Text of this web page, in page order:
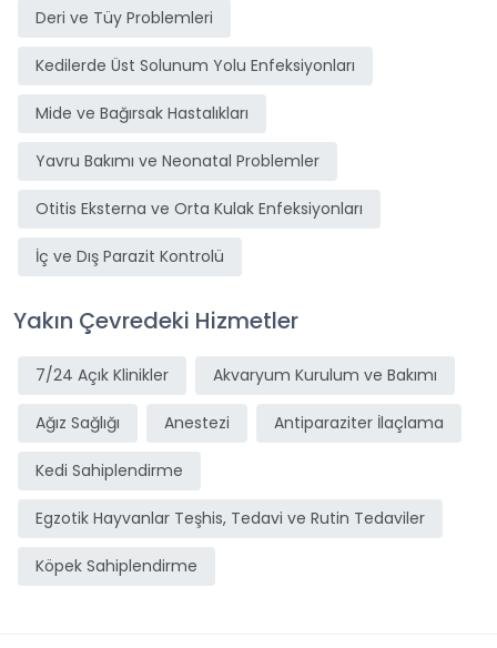
Deri ve Tüy Problemleri
Kedilerde Üst Solunum Yolu Enfeksiyonları
Mide ve Bağırsak Hastalıkları
Yavru Bakımı ve Neonatal Problemler
Otitis Eksterna ve Orta Kulak Enfeksiyonları
İç ve Dış Parazit Kontrolü
Yakın Çevredeki Hizmetler
7/24 Açık Klinikler Akvaryum Kurulum ve Bakımı
Ağız Sağlığı Anestezi Antiparaziter İlaçlama
Kedi Sahiplendirme
Egzotik Hayvanlar Teşhis, Tedavi ve Rutin Tedaviler
Köpek Sahiplendirme